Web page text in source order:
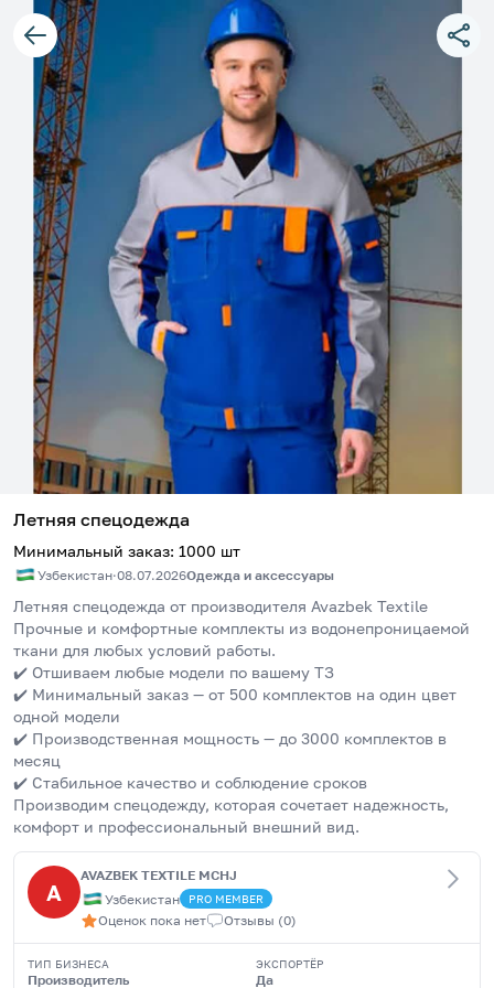
Летняя спецодежда
Минимальный заказ: 1000 шт
Узбекистан·08.07.2026Одежда и аксессуары
Летняя спецодежда от производителя Avazbek Textile
Прочные и комфортные комплекты из водонепроницаемой
ткани для любых условий работы.
✔️ Отшиваем любые модели по вашему ТЗ
✔️ Минимальный заказ — от 500 комплектов на один цвет
одной модели
✔️ Производственная мощность — до 3000 комплектов в
месяц
✔️ Стабильное качество и соблюдение сроков
Производим спецодежду, которая сочетает надежность,
комфорт и профессиональный внешний вид.
A
AVAZBEK TEXTILE MCHJ
Узбекистан
PRO MEMBER
Оценок пока нет Отзывы (0)
ТИП БИЗНЕСА
Производитель
ЭКСПОРТЁР
Да